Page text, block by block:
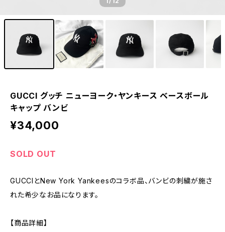
GUCCI グッチ ニューヨーク・ヤンキース ベースボール
キャップ バンビ
¥34,000
SOLD OUT
GUCCIとNew York Yankeesのコラボ品、バンビの刺繍が施さ
れた希少なお品になります。
【商品詳細】